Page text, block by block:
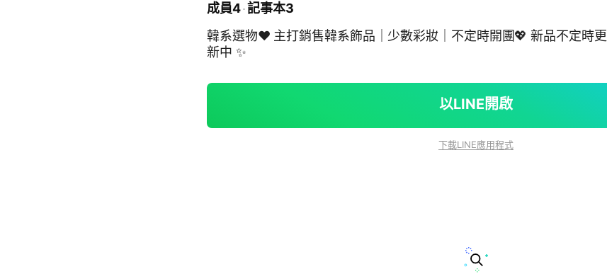
成員4 記事本3
韓系選物❤️ 主打銷售韓系飾品｜少數彩妝｜不定時開團💖 新品不定時更
新中 ✨
以LINE開啟
下載LINE應用程式